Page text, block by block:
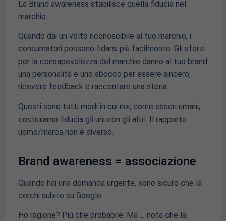
La Brand awareness stabilisce quella fiducia nel
marchio.
Quando dai un volto riconoscibile al tuo marchio, i
consumatori possono fidarsi più facilmente. Gli sforzi
per la consapevolezza del marchio danno al tuo brand
una personalità e uno sbocco per essere sincero,
ricevere feedback e raccontare una storia.
Questi sono tutti modi in cui noi, come esseri umani,
costruiamo fiducia gli uni con gli altri. Il rapporto
uomo/marca non è diverso.
Brand awareness = associazione
Quando hai una domanda urgente, sono sicuro che la
cerchi subito su Google.
Ho ragione? Più che probabile. Ma … nota che la